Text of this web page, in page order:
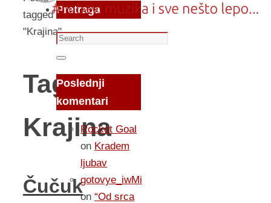
tagged
"Krajina"
Tag:
Krajina
Čučuk
Pretraga
Search
for:
Search
Poslednji
komentari
Rocket Goal
on Kradem
ljubav
gotovye_iwMi
on “Od srca